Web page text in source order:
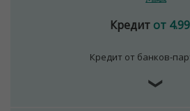
Кредит от
Кредит от банков-
❯